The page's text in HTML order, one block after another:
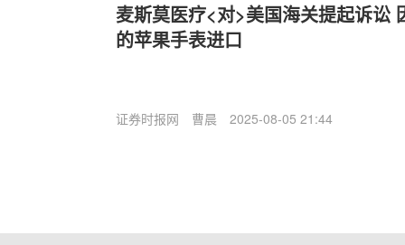
麦斯莫医疗<对>美国海关提起诉讼
的苹果手表进口
证券时报网 曹晨 2025-08-05 21:44